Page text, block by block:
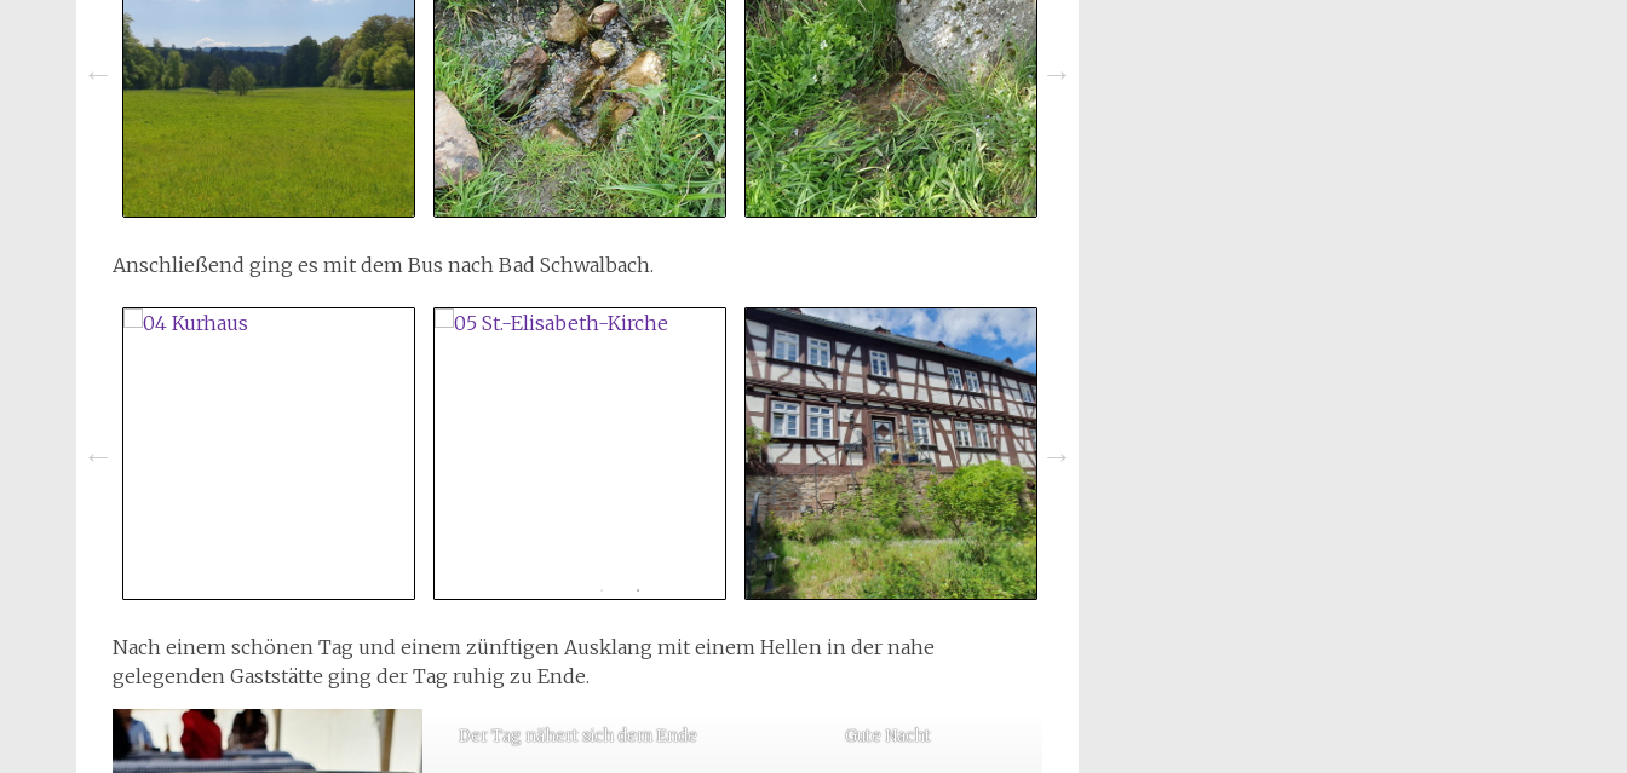
Anschließend ging es mit dem Bus nach Bad Schwalbach.
Nach einem schönen Tag und einem zünftigen Ausklang mit einem Hellen in der nahe
gelegenden Gaststätte ging der Tag ruhig zu Ende.
Der Tag nähert sich dem Ende Gute Nacht